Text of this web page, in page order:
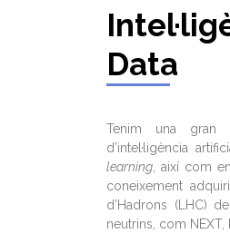
Data
Tenim una gran
d’intel·ligència
learning , així com
coneixement
d’Hadrons (LHC)
neutrins, com NEXT,